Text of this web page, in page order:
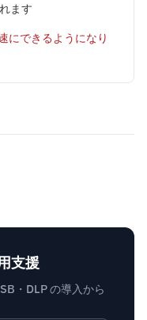
ます
にできるようになり
支援
・DLP の導入から